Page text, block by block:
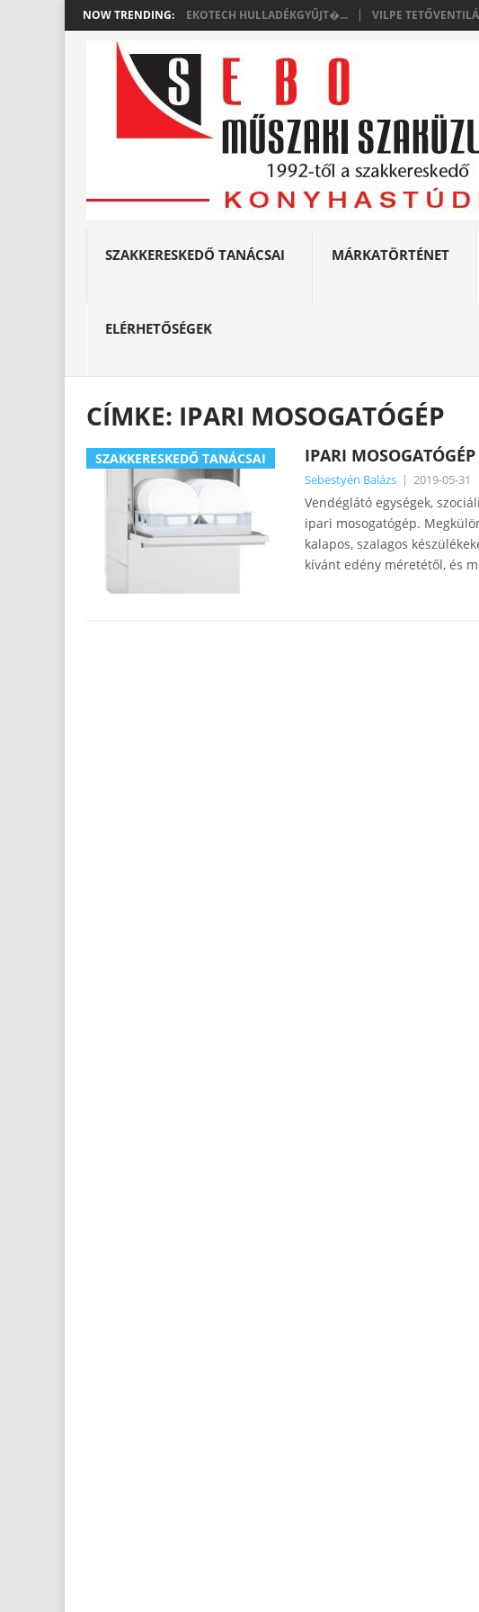
NOW TRENDING: EKOTECH HULLADÉKGYŰJT�... VILPE
SZAKKERESKEDŐ TANÁCSAI MÁRKATÖRTÉNET
ELÉRHETŐSÉGEK
CÍMKE: IPARI MOSOGATÓGÉP
SZAKKERESKEDŐ TANÁCSAI IPARI MOSOGATÓGÉP
Sebestyén Balázs | 2019-05-31
Vendéglátó egységek,
ipari mosogatógép.
kalapos, szalagos
kívánt edény méretétől, és